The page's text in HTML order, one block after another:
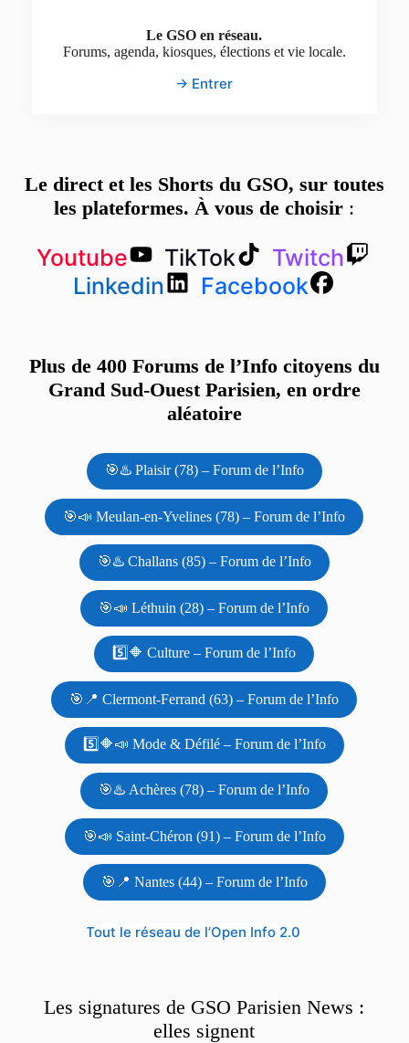
Le GSO en réseau.
Forums, agenda, kiosques, élections et vie locale.
→ Entrer
Le direct et les Shorts du GSO, sur toutes
les plateformes. À vous de choisir :
Youtube TikTok
Twitch
Linkedin
Facebook
Plus de 400 Forums de l’Info citoyens du
Grand Sud-Ouest Parisien, en ordre
aléatoire
🎯♨️ Plaisir (78) – Forum de l’Info
🎯📣 Meulan-en-Yvelines (78) – Forum de l’Info
🎯♨️ Challans (85) – Forum de l’Info
🎯📣 Léthuin (28) – Forum de l’Info
5️⃣🔶 Culture – Forum de l’Info
🎯📍 Clermont-Ferrand (63) – Forum de l’Info
5️⃣🔶📣 Mode & Défilé – Forum de l’Info
🎯♨️ Achères (78) – Forum de l’Info
🎯📣 Saint-Chéron (91) – Forum de l’Info
🎯📍 Nantes (44) – Forum de l’Info
Tout le réseau de l’Open Info 2.0
Les signatures de GSO Parisien News :
elles signent